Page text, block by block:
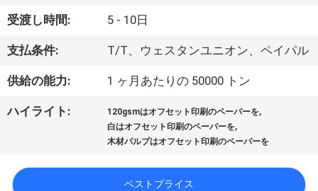
つ
い
て
工
ツ
受渡し時間: 5 - 10日
支払条件: T/T、ウェスタンユニオン、ペイパル
供給の能力: 1 ヶ月あたりの 50000 トン
ハイライト: 120gsmはオフセット印刷のペーパーを,
白はオフセット印刷のペーパーを,
木材パルプはオフセット印刷のペーパーを
ベストプライス